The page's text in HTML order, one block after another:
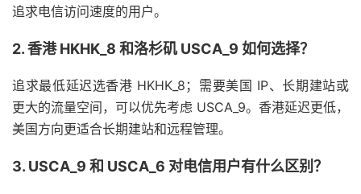
追求电信访问速度的用户。
2. 香港 HKHK_8 和洛杉矶 USCA_9 如何选择？
追求最低延迟选香港 HKHK_8；需要美国 IP、长期建站或
更大的流量空间，可以优先考虑 USCA_9。香港延迟更低，
美国方向更适合长期建站和远程管理。
3. USCA_9 和 USCA_6 对电信用户有什么区别？